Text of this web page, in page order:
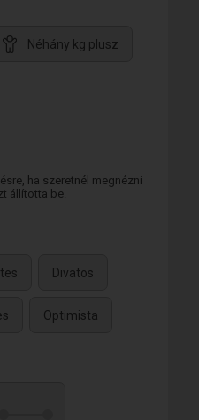
Néhány kg plusz
ha szeretnél megnézni
állította be.
Divatos
Optimista